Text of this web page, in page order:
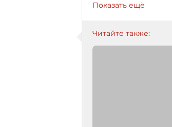
Показать ещё
Читайте также: